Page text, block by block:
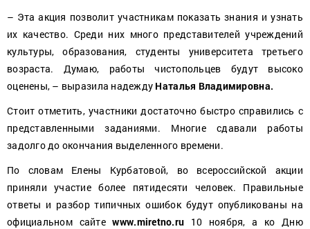
– Эта акция позволит участникам показать знания и узнать
их качество. Среди них много представителей учреждений
культуры, образования, студенты университета третьего
возраста. Думаю, работы чистопольцев будут высоко
оценены, – выразила надежду Наталья Владимировна.
Стоит отметить, участники достаточно быстро справились с
представленными заданиями. Многие сдавали работы
задолго до окончания выделенного времени.
По словам Елены Курбатовой, во всероссийской акции
приняли участие более пятидесяти человек. Правильные
ответы и разбор типичных ошибок будут опубликованы на
официальном сайтеwww.miretno.ru 10 ноября, а ко Дню